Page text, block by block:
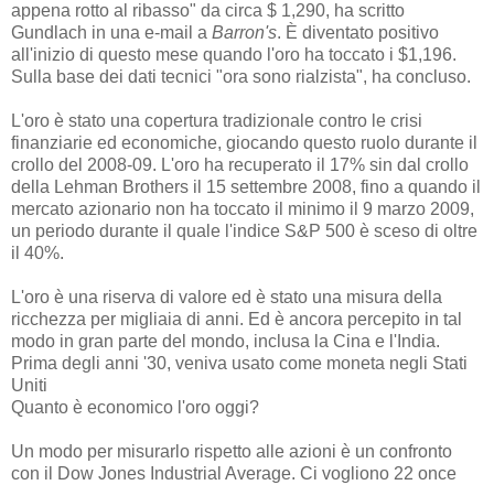
appena rotto al ribasso" da circa $ 1,290, ha scritto
Gundlach in una e-mail a Barron's. È diventato positivo
all'inizio di questo mese quando l'oro ha toccato i $1,196.
Sulla base dei dati tecnici "ora sono rialzista", ha concluso.
L'oro è stato una copertura tradizionale contro le crisi
finanziarie ed economiche, giocando questo ruolo durante il
crollo del 2008-09. L'oro ha recuperato il 17% sin dal crollo
della Lehman Brothers il 15 settembre 2008, fino a quando il
mercato azionario non ha toccato il minimo il 9 marzo 2009,
un periodo durante il quale l'indice S&P 500 è sceso di oltre
il 40%.
L'oro è una riserva di valore ed è stato una misura della
ricchezza per migliaia di anni. Ed è ancora percepito in tal
modo in gran parte del mondo, inclusa la Cina e l'India.
Prima degli anni '30, veniva usato come moneta negli Stati
Uniti
Quanto è economico l'oro oggi?
Un modo per misurarlo rispetto alle azioni è un confronto
con il Dow Jones Industrial Average. Ci vogliono 22 once